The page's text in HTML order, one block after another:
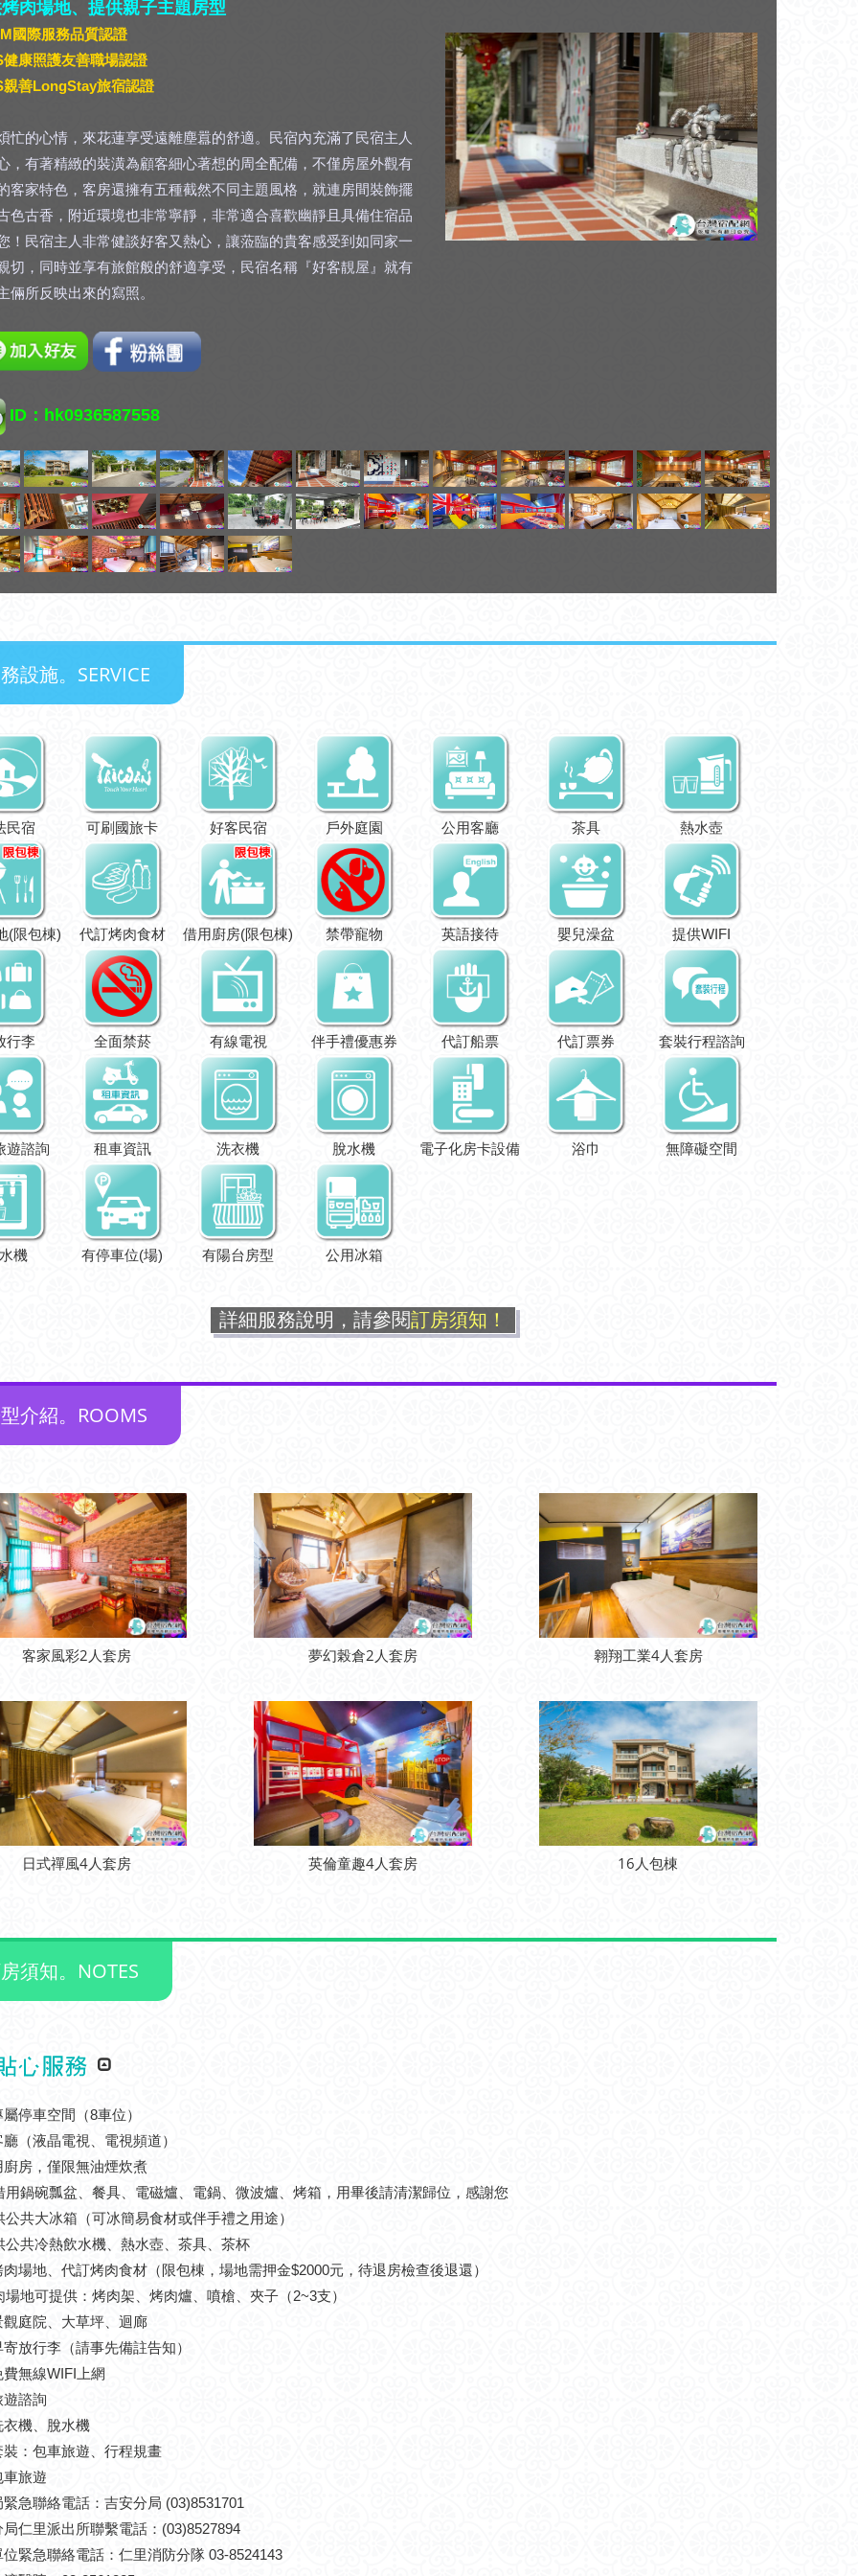
肉場地、提供親子主題房型
國際服務品質認證
健康照護友善職場認證
親善LongStay旅宿認證
忙的心情，來花蓮享受遠離塵囂的舒適。民宿內充滿了民宿主人
，有著精緻的裝潢為顧客細心著想的周全配備，不僅房屋外觀有
客家特色，客房還擁有五種截然不同主題風格，就連房間裝飾擺
色古香，附近環境也非常寧靜，非常適合喜歡幽靜且具備住宿品
！民宿主人非常健談好客又熱心，讓蒞臨的貴客感受到如同家一
切，同時並享有旅館般的舒適享受，民宿名稱『好客靚屋』就有
倆所反映出來的寫照。
ID ：h k0936587558
設施。SERVICE
民宿 可刷國旅卡 好客民宿 戶外庭園 公用客廳 茶具 熱水壺
(限包棟) 代訂烤肉食材 借用廚房(限包棟) 禁帶寵物 英語接待 嬰兒澡盆 提供WIFI
行李 全面禁菸 有線電視 伴手禮優惠券 代訂船票 代訂票券 套裝行程諮詢
遊諮詢 租車資訊 洗衣機 脫水機 電子化房卡設備 浴巾 無障礙空間
機 有停車位(場) 有陽台房型 公用冰箱
詳細服務說明，請參閱訂房須知！
介紹。ROOMS
客家風彩2人套房 夢幻榖倉2人套房 翱翔工業4人套房
日式禪風4人套房 英倫童趣4人套房 16人包棟
須知。NOTES
停車空間（8車位）
（液晶電視、電視頻道）
廚房，僅限無油煙炊煮
碗瓢盆、餐具、電磁爐、電鍋、微波爐、烤箱，用畢後請清潔歸位，感謝您
大冰箱（可冰簡易食材或伴手禮之用途）
冷熱飲水機、熱水壺、茶具、茶杯
場地、代訂烤肉食材（限包棟，場地需押金$2000元，待退房檢查後退還）
可提供：烤肉架、烤肉爐、噴槍、夾子（2~3支）
觀庭院、大草坪、迴廊
放行李（請事先備註告知）
無線WIFI上網
諮詢
衣機、脫水機
裝：包車旅遊、行程規畫
旅遊
急聯絡電話：吉安分局 (03)8531701
仁里派出所聯繫電話：(03)8527894
緊急聯絡電話：仁里消防分隊 03-8524143